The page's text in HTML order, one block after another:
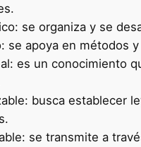
se organiza y se
se apoya en métodos
es un conocimiento
busca establecer
se transmite a